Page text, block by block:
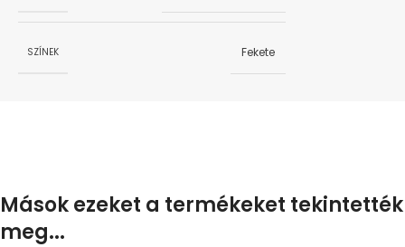
SZÍNEK Fekete
Mások ezeket a termékeket tekintették
meg...